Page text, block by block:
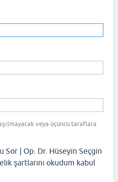
veya üçüncü taraflara
Sor | Op. Dr. Hüseyin Seçgin
şartlarını okudum kabul